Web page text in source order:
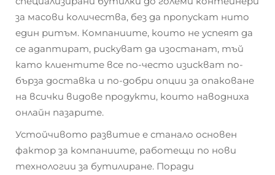
за масови количества, без да пропускат нито
един ритъм. Компаниите, които не успеят да
се адаптират, рискуват да изостанат, тъй
като клиентите все по-често изискват по-
бърза доставка и по-добри опции за опаковане
на всички видове продукти, които наводниха
онлайн пазарите.
Устойчивото развитие е станало основен
фактор за компаниите, работещи по нови
технологии за бутилиране. Поради